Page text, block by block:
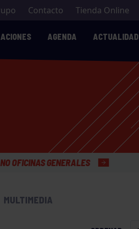
Contacto Tienda Online
AGENDA ACTUALIDAD
MULTIMEDIA